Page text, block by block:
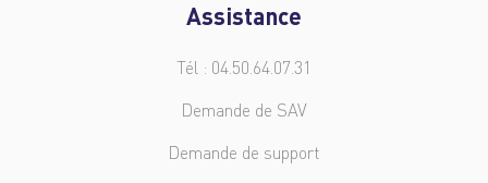
Assistance
Tél : 04.50.64.07.31
Demande de SAV
Demande de support